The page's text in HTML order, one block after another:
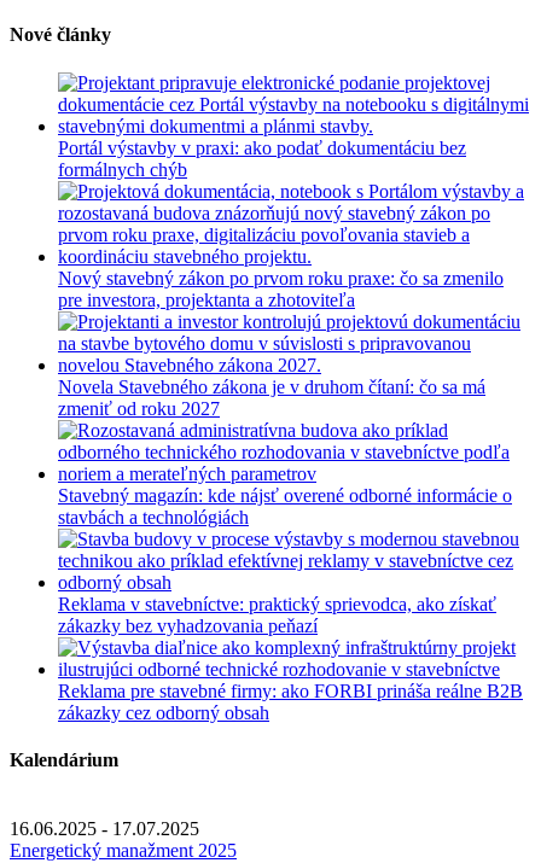
Nové články
Portál výstavby v praxi: ako podať dokumentáciu bez
formálnych chýb
Nový stavebný zákon po prvom roku praxe: čo sa zmenilo
pre investora, projektanta a zhotoviteľa
Novela Stavebného zákona je v druhom čítaní: čo sa má
zmeniť od roku 2027
Stavebný magazín: kde nájsť overené odborné informácie o
stavbách a technológiách
Reklama v stavebníctve: praktický sprievodca, ako získať
zákazky bez vyhadzovania peňazí
Reklama pre stavebné firmy: ako FORBI prináša reálne B2B
zákazky cez odborný obsah
Kalendárium
16.06.2025 - 17.07.2025
Energetický manažment 2025